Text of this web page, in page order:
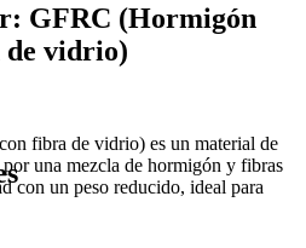
GFRC (Hormigón
vidrio)
fibra de vidrio) es un material de
una mezcla de hormigón y fibras
con un peso reducido, ideal para